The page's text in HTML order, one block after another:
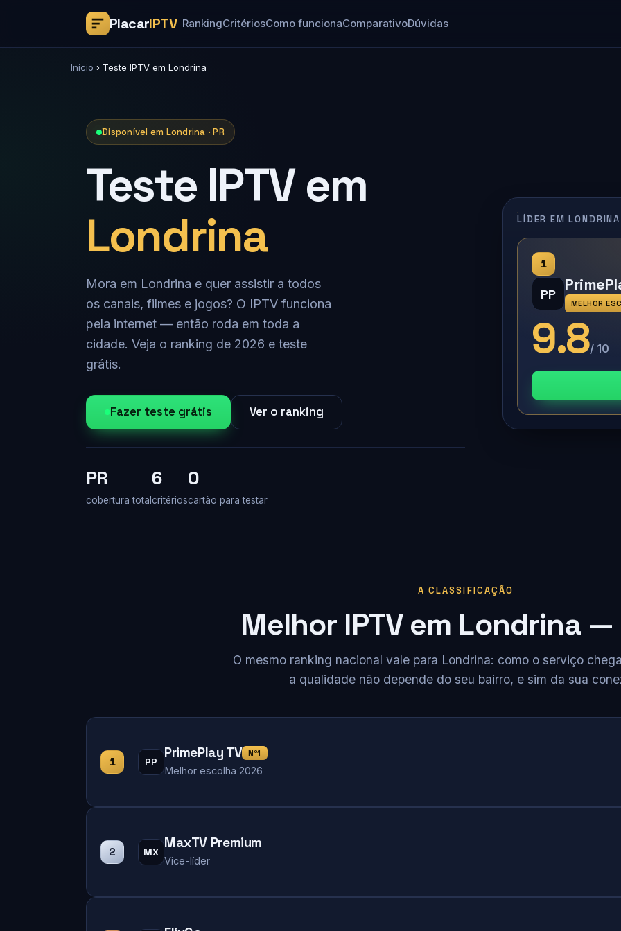
PlacarIPTV RankingCritériosComo funcionaComparativoDúvidas
Início › Teste IPTV em Londrina
Disponível em Londrina · PR
Teste IPTV em
Londrina
Mora em Londrina e quer assistir a todos
os canais, filmes e jogos? O IPTV funciona
pela internet — então roda em toda a
cidade. Veja o ranking de 2026 e teste
grátis.
Fazer teste grátis Ver o ranking
PR
cobertura total
6
critérios
0
cartão para testar
LÍDER EM LONDRINA
1
PP
MELHOR
9.8/ 10
A CLASSIFICAÇÃO
Melhor IPTV em Londrina
O mesmo ranking nacional vale para Londrina: como o serviço
a qualidade não depende do seu bairro, e sim da sua
1 PP
PrimePlay TV Nº1
Melhor escolha 2026
2 MX
MaxTV Premium
Vice-líder